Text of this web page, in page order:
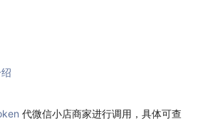
代微信小店商家进行调用，具体可查